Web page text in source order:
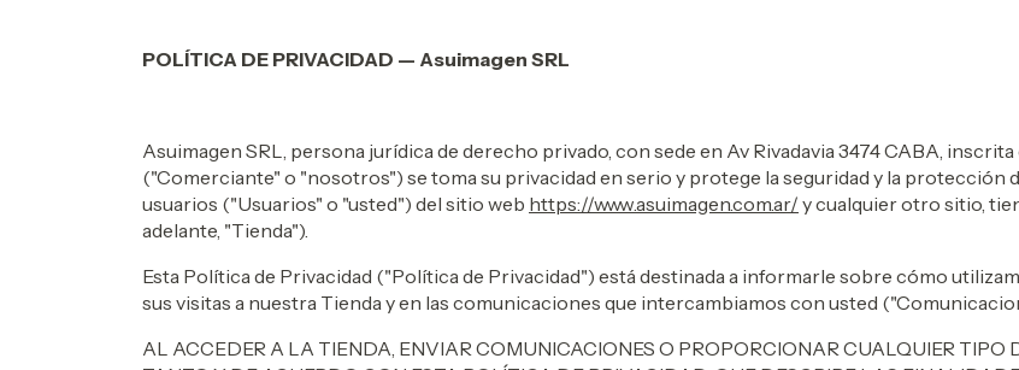
POLÍTICA DE PRIVACIDAD — Asuimagen SRL
Asuimagen SRL, persona jurídica de derecho privado, con sede en Av Rivadavia 3474 CABA,
("Comerciante" o "nosotros") se toma su privacidad en serio y protege la seguridad y la protección
usuarios ("Usuarios" o "usted") del sitio web https://www.asuimagen.com.ar/ y cualquier otro sitio,
adelante, "Tienda").
Esta Política de Privacidad ("Política de Privacidad") está destinada a informarle sobre cómo
sus visitas a nuestra Tienda y en las comunicaciones que intercambiamos con usted
AL ACCEDER A LA TIENDA, ENVIAR COMUNICACIONES O PROPORCIONAR CUALQUIER TIPO